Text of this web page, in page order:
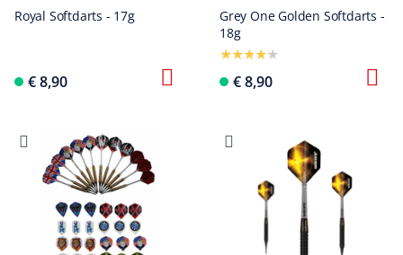
Royal Softdarts - 17g
€ 8,90
Grey One Golden Softdarts -
18g
€ 8,90